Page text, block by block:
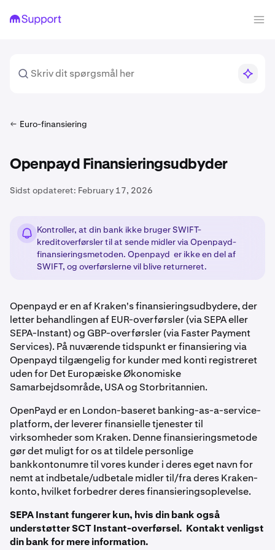
Euro-finansiering
Openpayd Finansieringsudbyder
Sidst opdateret: February 17, 2026
Kontroller, at din bank ikke bruger SWIFT-
kreditoverførsler til at sende midler via Openpayd-
finansieringsmetoden. Openpayd er ikke en del af
SWIFT, og overførslerne vil blive returneret.
Openpayd er en af Kraken's finansieringsudbydere, der
letter behandlingen af EUR-overførsler (via SEPA eller
SEPA-Instant) og GBP-overførsler (via Faster Payment
Services). På nuværende tidspunkt er finansiering via
Openpayd tilgængelig for kunder med konti registreret
uden for Det Europæiske Økonomiske
Samarbejdsområde, USA og Storbritannien.
OpenPayd er en London-baseret banking-as-a-service-
platform, der leverer finansielle tjenester til
virksomheder som Kraken. Denne finansieringsmetode
gør det muligt for os at tildele personlige
bankkontonumre til vores kunder i deres eget navn for
nemt at indbetale/udbetale midler til/fra deres Kraken-
konto, hvilket forbedrer deres finansieringsoplevelse.
SEPA Instant fungerer kun, hvis din bank også
understøtter SCT Instant-overførsel. Kontakt venligst
din bank for mere information.